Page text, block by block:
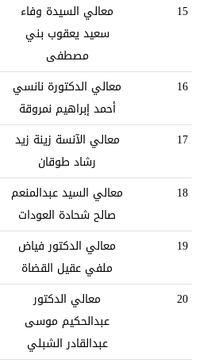
15
معالي السيدة وفاء
سعيد يعقوب بني
مصطفى
16
معالي الدكتورة نانسي
أحمد إبراهيم نمروقة
17
معالي الآنسة زينة زيد
رشاد طوقان
18
معالي السيد عبدالمنعم
صالح شحادة العودات
19
معالي الدكتور فياض
ملفي عقيل القضاة
20
معالي الدكتور
عبدالحكيم موسى
عبدالقادر الشبلي